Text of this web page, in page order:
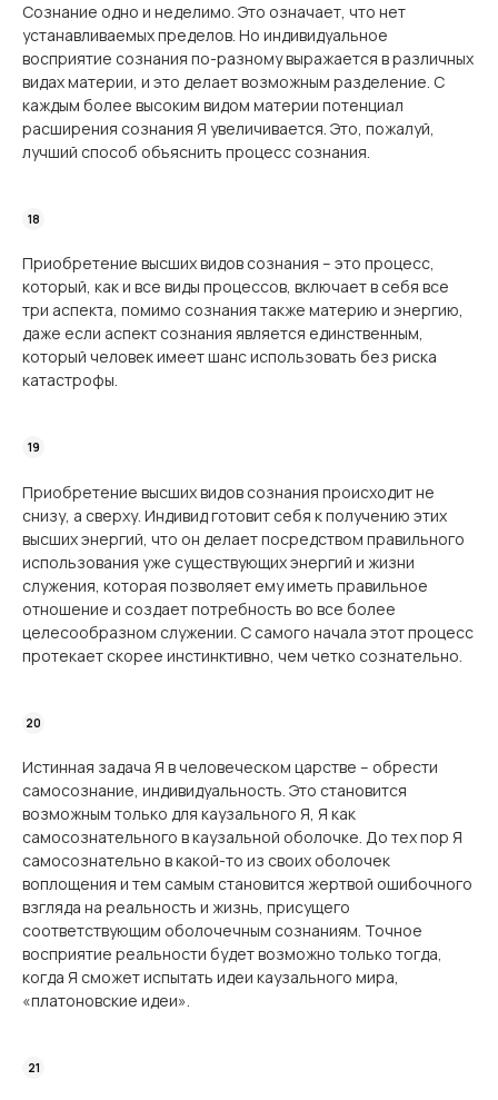
Сознание одно и неделимо. Это означает, что нет
устанавливаемых пределов. Но индивидуальное
восприятие сознания по-разному выражается в различных
видах материи, и это делает возможным разделение. С
каждым более высоким видом материи потенциал
расширения сознания Я увеличивается. Это, пожалуй,
лучший способ объяснить процесс сознания.
Приобретение высших видов сознания – это процесс,
который, как и все виды процессов, включает в себя все
три аспекта, помимо сознания также материю и энергию,
даже если аспект сознания является единственным,
который человек имеет шанс использовать без риска
катастрофы.
Приобретение высших видов сознания происходит не
снизу, а сверху. Индивид готовит себя к получению этих
высших энергий, что он делает посредством правильного
использования уже существующих энергий и жизни
служения, которая позволяет ему иметь правильное
отношение и создает потребность во все более
целесообразном служении. С самого начала этот процесс
протекает скорее инстинктивно, чем четко сознательно.
Истинная задача Я в человеческом царстве – обрести
самосознание, индивидуальность. Это становится
возможным только для каузального Я, Я как
самосознательного в каузальной оболочке. До тех пор Я
самосознательно в какой-то из своих оболочек
воплощения и тем самым становится жертвой ошибочного
взгляда на реальность и жизнь, присущего
соответствующим оболочечным сознаниям. Точное
восприятие реальности будет возможно только тогда,
когда Я сможет испытать идеи каузального мира,
«платоновские идеи».